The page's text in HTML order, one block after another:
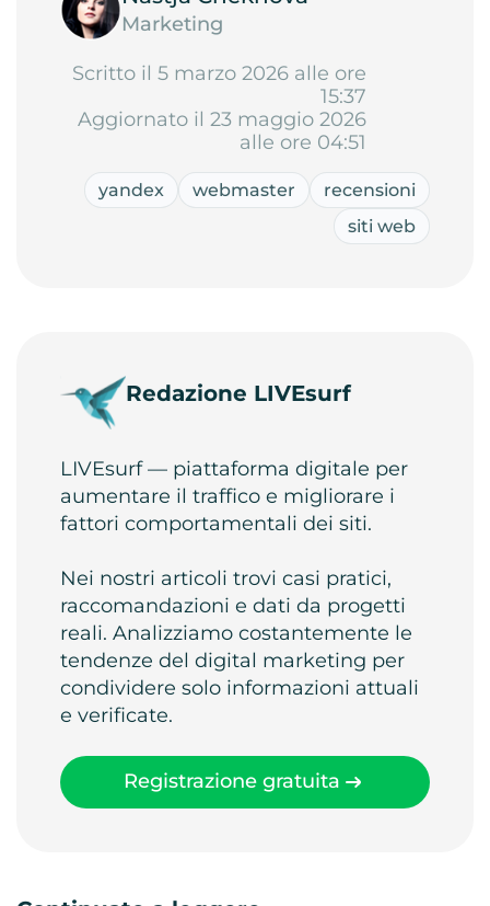
Marketing
Scritto il 5 marzo 2026 alle ore
15:37
Aggiornato il 23 maggio 2026
alle ore 04:51
yandex webmaster
recensioni
siti web
Redazione LIVEsurf
LIVEsurf — piattaforma digitale per
aumentare il traffico e migliorare i
fattori comportamentali dei siti.
Nei nostri articoli trovi casi pratici,
raccomandazioni e dati da progetti
reali. Analizziamo costantemente le
tendenze del digital marketing per
condividere solo informazioni attuali
e verificate.
Registrazione gratuita